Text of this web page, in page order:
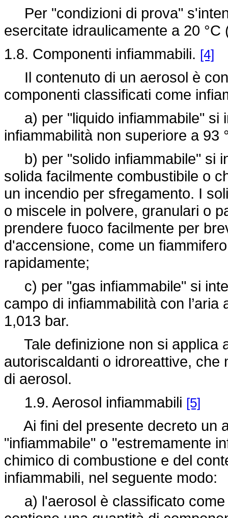
Per "condizioni di prova"
esercitate idraulicamente a 20 °C
1.8. Componenti infiammabili. [4]
Il contenuto di un aerosol è
componenti classificati come
a) per "liquido infiammabile" si
infiammabilità non superiore a 93
b) per "solido infiammabile" si
solida facilmente combustibile o
un incendio per sfregamento. I
o miscele in polvere, granulari o
prendere fuoco facilmente per
d'accensione, come un
rapidamente;
c) per "gas infiammabile" si
campo di infiammabilità con
1,013 bar.
Tale definizione non si applica
autoriscaldanti o idroreattive,
di aerosol.
1.9. Aerosol infiammabili [5]
Ai fini del presente decreto un
"infiammabile" o "estremamente
chimico di combustione e del
infiammabili, nel seguente modo:
a) l'aerosol è classificato come